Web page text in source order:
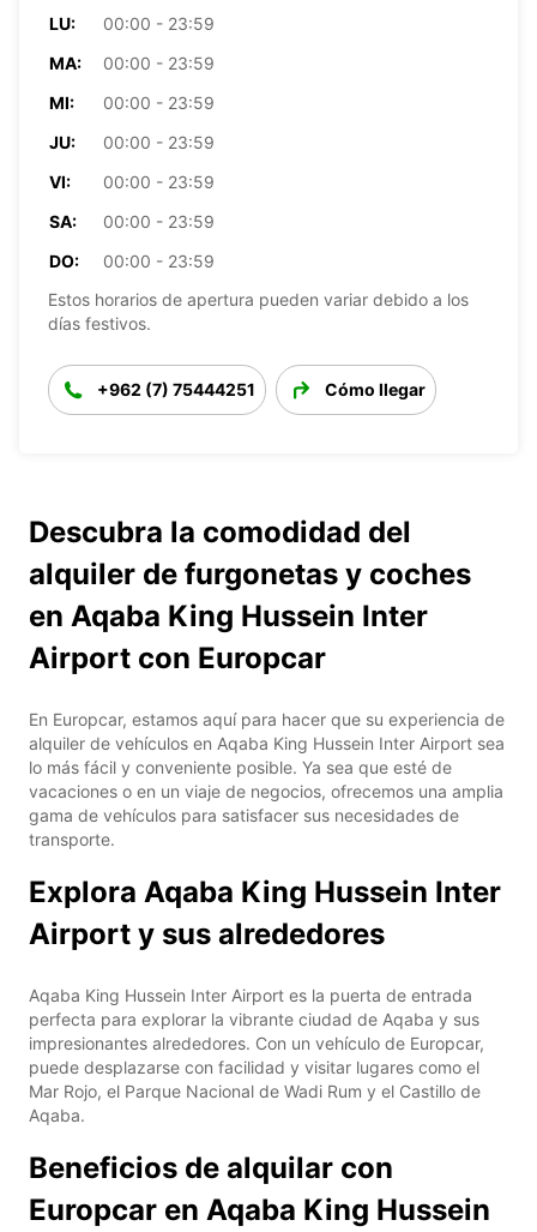
LU:
00:00 - 23:59
MA:
00:00 - 23:59
MI:
00:00 - 23:59
JU:
00:00 - 23:59
VI:
00:00 - 23:59
SA:
00:00 - 23:59
DO:
00:00 - 23:59
Estos horarios de apertura pueden variar debido a los
días festivos.
+962 (7) 75444251 Cómo llegar
Descubra la comodidad del
alquiler de furgonetas y coches
en Aqaba King Hussein Inter
Airport con Europcar
En Europcar, estamos aquí para hacer que su experiencia de
alquiler de vehículos en Aqaba King Hussein Inter Airport sea
lo más fácil y conveniente posible. Ya sea que esté de
vacaciones o en un viaje de negocios, ofrecemos una amplia
gama de vehículos para satisfacer sus necesidades de
transporte.
Explora Aqaba King Hussein Inter
Airport y sus alrededores
Aqaba King Hussein Inter Airport es la puerta de entrada
perfecta para explorar la vibrante ciudad de Aqaba y sus
impresionantes alrededores. Con un vehículo de Europcar,
puede desplazarse con facilidad y visitar lugares como el
Mar Rojo, el Parque Nacional de Wadi Rum y el Castillo de
Aqaba.
Beneficios de alquilar con
Europcar en Aqaba King Hussein